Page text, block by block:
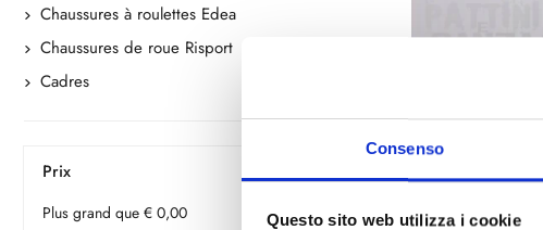
Consenso
Questo sito web utilizza i cookie
Chaussures à roulettes Edea
Chaussures de roue Risport
Cadres
Prix
Plus grand que € 0,00
Code : chiave-tubolare
€ 6,00